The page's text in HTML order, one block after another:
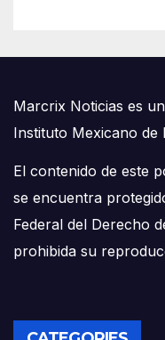
Marcrix Noticias es
Instituto Mexicano de
El contenido de este
se encuentra
Federal del Derecho
prohibida su